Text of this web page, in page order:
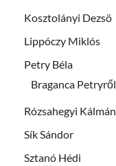
Kosztolányi Dezsö
Lippóczy Miklós
Petry Béla
Braganca Petryről
Rózsahegyi Kálmán
Sík Sándor
Sztanó Hédi